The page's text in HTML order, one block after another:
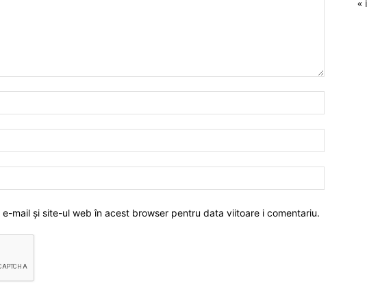
mail și site-ul web în acest browser pentru data viitoare i comentariu.
«